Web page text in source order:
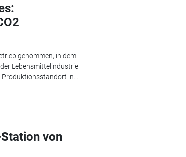
genommen, in dem
Lebensmittelindustrie
in...
von